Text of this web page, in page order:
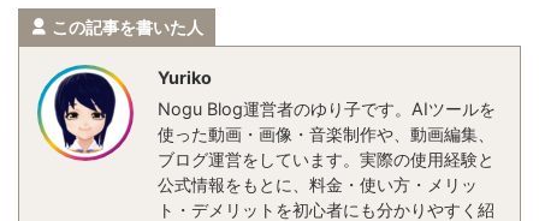
この記事を書いた人
Yuriko
Nogu Blog運営者のゆり子です。AIツールを
使った動画・画像・音楽制作や、動画編集、
ブログ運営をしています。実際の使用経験と
公式情報をもとに、料金・使い方・メリッ
ト・デメリットを初心者にも分かりやすく紹